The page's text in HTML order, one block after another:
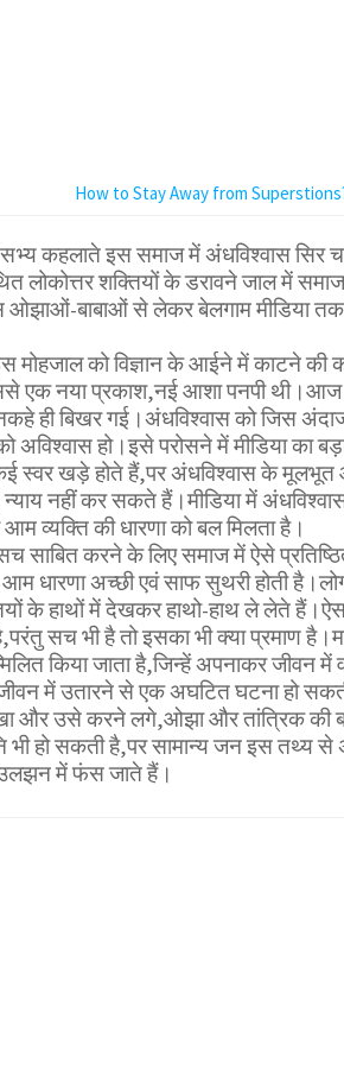
How to Stay Away from
कहलाते इस समाज में अंधविश्वास सिर
लोकोत्तर शक्तियों के डरावने जाल में
बाबाओं से लेकर बेलगाम मीडिया
मोहजाल को विज्ञान के आईने में काटने की
एक नया प्रकाश,नई आशा पनपी
ही बिखर गई।अंधविश्वास को जिस अंदाज
अविश्वास हो।इसे परोसने में मीडिया का
स्वर खड़े होते हैं,पर अंधविश्वास के मूलभूत
न्याय नहीं कर सकते हैं।मीडिया में
व्यक्ति की धारणा को बल मिलता है।
साबित करने के लिए समाज में ऐसे
धारणा अच्छी एवं साफ सुथरी होती
के हाथों में देखकर हाथो-हाथ ले लेते
सच भी है तो इसका भी क्या प्रमाण
किया जाता है,जिन्हें अपनाकर जीवन में
में उतारने से एक अघटित घटना हो
और उसे करने लगे,ओझा और तांत्रिक की
भी हो सकती है,पर सामान्य जन इस तथ्य से
में फंस जाते हैं।